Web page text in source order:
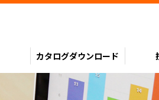
カタログダウンロード